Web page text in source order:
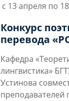
с 13 апреля по
Конкурс
перевода
Кафедра
лингвистика»
Устинова
преподавателей